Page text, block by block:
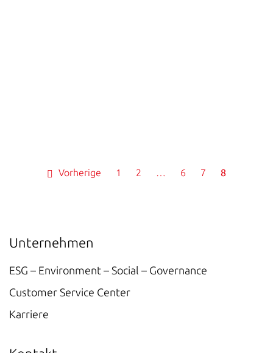
Vorherige 1 2 … 6 7 8
Unternehmen
ESG – Environment – Social – Governance
Customer Service Center
Karriere